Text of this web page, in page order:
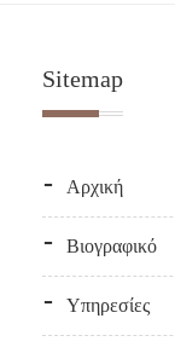
Sitemap
Αρχική
Βιογραφικό
Υπηρεσίες